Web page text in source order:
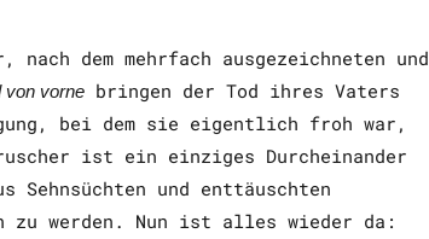
dem mehrfach ausgezeichneten und
von vorne bringen der Tod ihres Vaters
bei dem sie eigentlich froh war,
ist ein einziges Durcheinander
und enttäuschten
zu werden. Nun ist alles wieder da: